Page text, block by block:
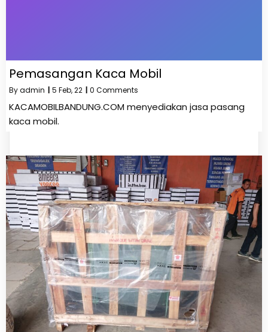
Pemasangan Kaca Mobil
Byadmin | 5 Feb, 22 | 0 Comments
KACAMOBILBANDUNG.COM menyediakan jasa pasang
kaca mobil.